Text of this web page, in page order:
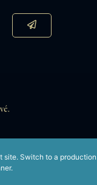
site. Switch to a production
.